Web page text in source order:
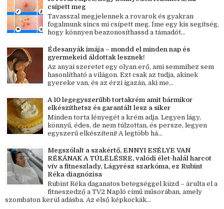
csípett meg
Tavasszal megjelennek a rovarok és gyakran
fogalmunk sincs mi csípett meg. Íme egy kis segítség,
hogy könnyen beazonosíthassd a támadót...
Édesanyák imája – mondd el minden nap és
gyermekeid áldottak lesznek!
Az anyai szeretet egy olyan erő, ami semmihez sem
hasonlítható a világon. Ezt csak az tudja, akinek
gyereke van, és az érzi igazán, aki me...
A 10 legegyszerűbb tortakrém amit bármikor
elkészíthetsz és garantált lesz a siker
Minden torta lényegét a krém adja. Legyen lágy,
könnyű, édes, de nem túlzottan, és persze, legyen
egyszerű elkészíteni! A legtöbb há...
Megszólalt a szakértő, ENNYI ESÉLYE VAN
RÉKÁNAK A TÚLÉLÉSRE, valódi élet-halál harcot
vív a fitneszlady, Lágyrész szarkóma, ez Rubint
Réka diagnózisa
Rubint Réka daganatos betegséggel küzd – árulta el a
fitneszedző a TV2 Napló című műsorában, amely
szombaton kerül adásba. Az első képkockák...